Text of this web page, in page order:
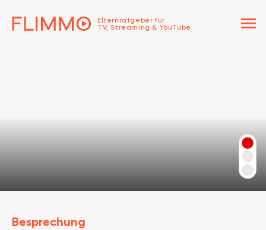
Elternratgeber für
TV, Streaming & YouTube
menu
Besprechung